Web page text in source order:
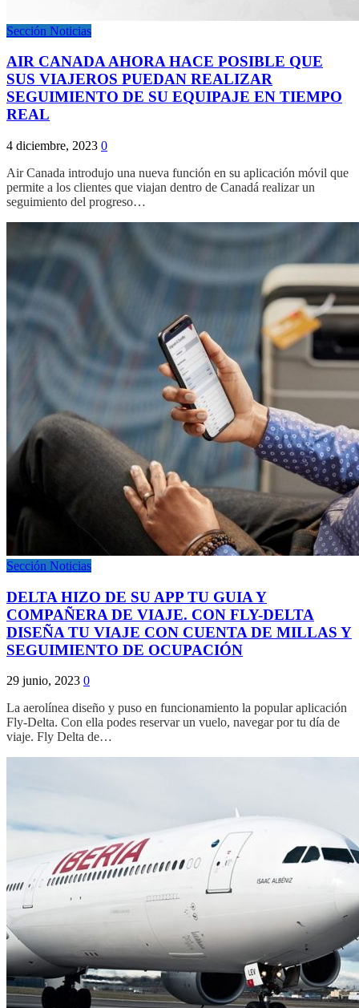
Sección Noticias
AIR CANADA AHORA HACE POSIBLE QUE
SUS VIAJEROS PUEDAN REALIZAR
SEGUIMIENTO DE SU EQUIPAJE EN TIEMPO
REAL
4 diciembre, 2023 0
Air Canada introdujo una nueva función en su aplicación móvil que
permite a los clientes que viajan dentro de Canadá realizar un
seguimiento del progreso…
Sección Noticias
DELTA HIZO DE SU APP TU GUIA Y
COMPAÑERA DE VIAJE. CON FLY-DELTA
DISEÑA TU VIAJE CON CUENTA DE MILLAS Y
SEGUIMIENTO DE OCUPACIÓN
29 junio, 2023 0
La aerolínea diseño y puso en funcionamiento la popular aplicación
Fly-Delta. Con ella podes reservar un vuelo, navegar por tu día de
viaje. Fly Delta de…